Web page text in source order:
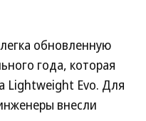
обновленную
года, которая
Lightweight Evo. Для
внесли